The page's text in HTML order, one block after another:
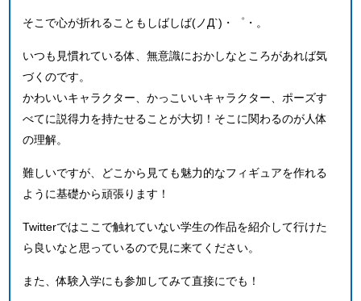
そこで心が折れることもしばしば(ノД`)・゜・。
いつも見慣れている体、無意識におかしなところがあれば気
づくのです。
かわいいキャラクター、かっこいいキャラクター、ポーズす
べてに説得力を持たせることが大切！そこに関わるのが人体
の理解。
難しいですが、どこから見ても魅力的なフィギュアを作れる
ように基礎から頑張ります！
Twitterではここで触れていない学生の作品を紹介して行けた
ら良いなと思っているので見に来てください。
また、体験入学にも参加してみて直接にでも！